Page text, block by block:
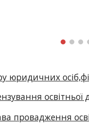
юридичних
освітньої
провадження